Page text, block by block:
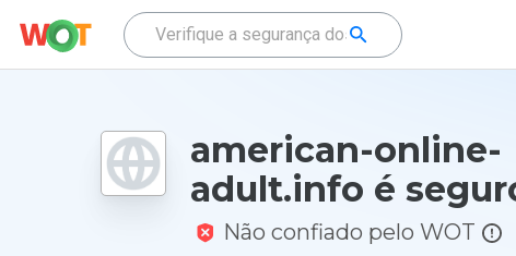
american-online-
adult.info é
Não confiado pelo WOT